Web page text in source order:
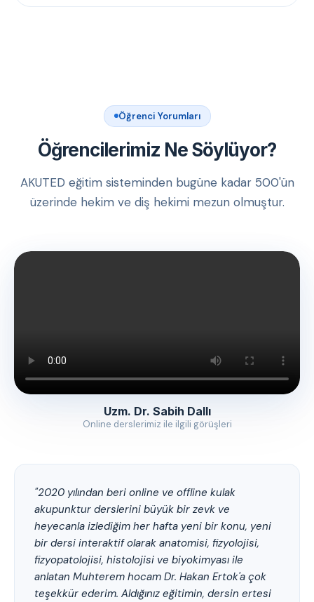
Öğrenci Yorumları
Öğrencilerimiz Ne Söylüyor?
AKUTED eğitim sisteminden bugüne kadar 500'ün
üzerinde hekim ve diş hekimi mezun olmuştur.
Uzm. Dr. Sabih Dallı
Online derslerimiz ile ilgili görüşleri
"2020 yılından beri online ve offline kulak
akupunktur derslerini büyük bir zevk ve
heyecanla izlediğim her hafta yeni bir konu, yeni
bir dersi interaktif olarak anatomisi, fizyolojisi,
fizyopatolojisi, histolojisi ve biyokimyası ile
anlatan Muhterem hocam Dr. Hakan Ertok'a çok
teşekkür ederim. Aldığınız eğitimin, dersin ertesi